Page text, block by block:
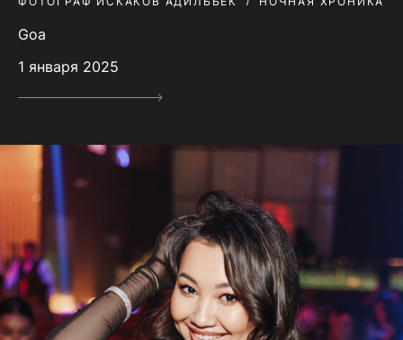
Goa
1 января 2025